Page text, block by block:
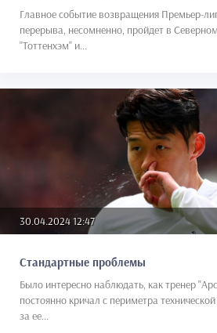
Главное событие возвращения Премьер-
перерыва, несомненно, пройдет в
"Тоттенхэм" и...
30.04.2024 12:47
Стандартные проблемы
Было интересно наблюдать, как тренер
постоянно кричал с периметра
за ее...